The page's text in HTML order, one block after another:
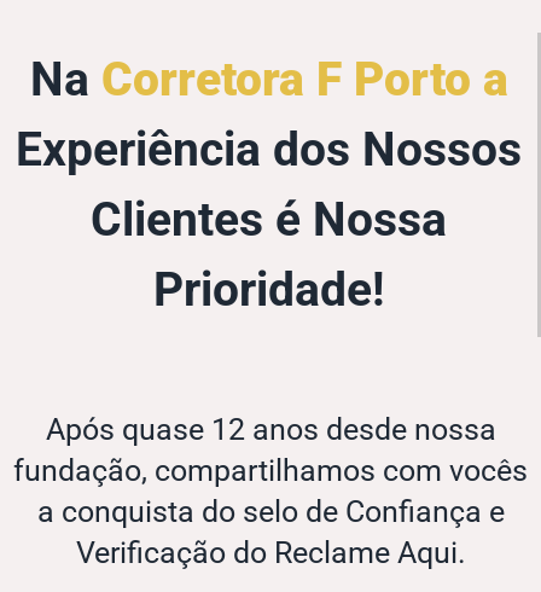
Na Corretora F Porto a
Experiência dos Nossos
Clientes é Nossa
Prioridade!
Após quase 12 anos desde nossa
fundação, compartilhamos com vocês
a conquista do selo de Confiança e
Verificação do Reclame Aqui.